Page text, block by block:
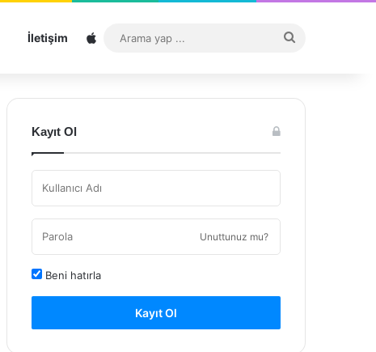
İletişim Sitemap
...
Kayıt Ol
Unuttunuz mu?
Beni hatırla
Kayıt Ol